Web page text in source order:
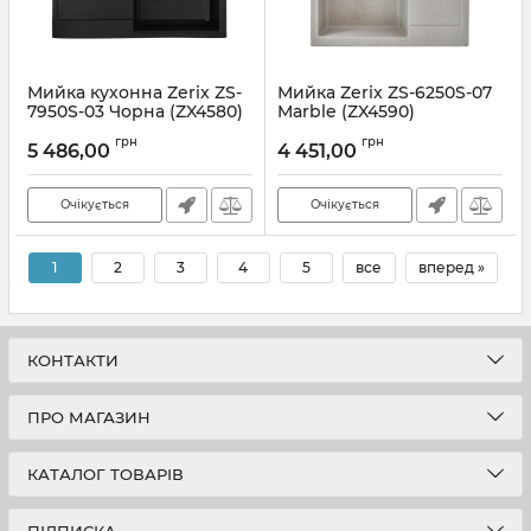
Мийка кухонна Zerix ZS-
7950S-03 Чорна (ZX4580)
5 486,00 грн
Очікується
Мийка Zerix ZS-6250S-07
Marble (ZX4590)
4 451,00 грн
Очікується
1 2 3 4 5 все вперед »
КОНТАКТИ
ПРО МАГАЗИН
КАТАЛОГ ТОВАРІВ